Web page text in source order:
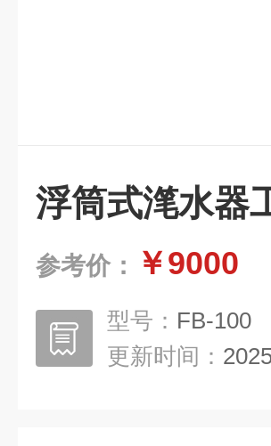
浮筒式滗水器
参考价： ￥9000
型号： FB-100
更新时间：